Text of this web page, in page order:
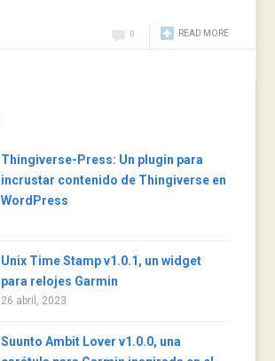
READ MORE
0
Thingiverse-Press: Un plugin para
incrustar contenido de Thingiverse en
WordPress
Unix Time Stamp v1.0.1, un widget
para relojes Garmin
26 abril, 2023
Suunto Ambit Lover v1.0.0, una